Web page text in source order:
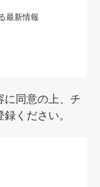
最新情報
同意の上、チ
ください。